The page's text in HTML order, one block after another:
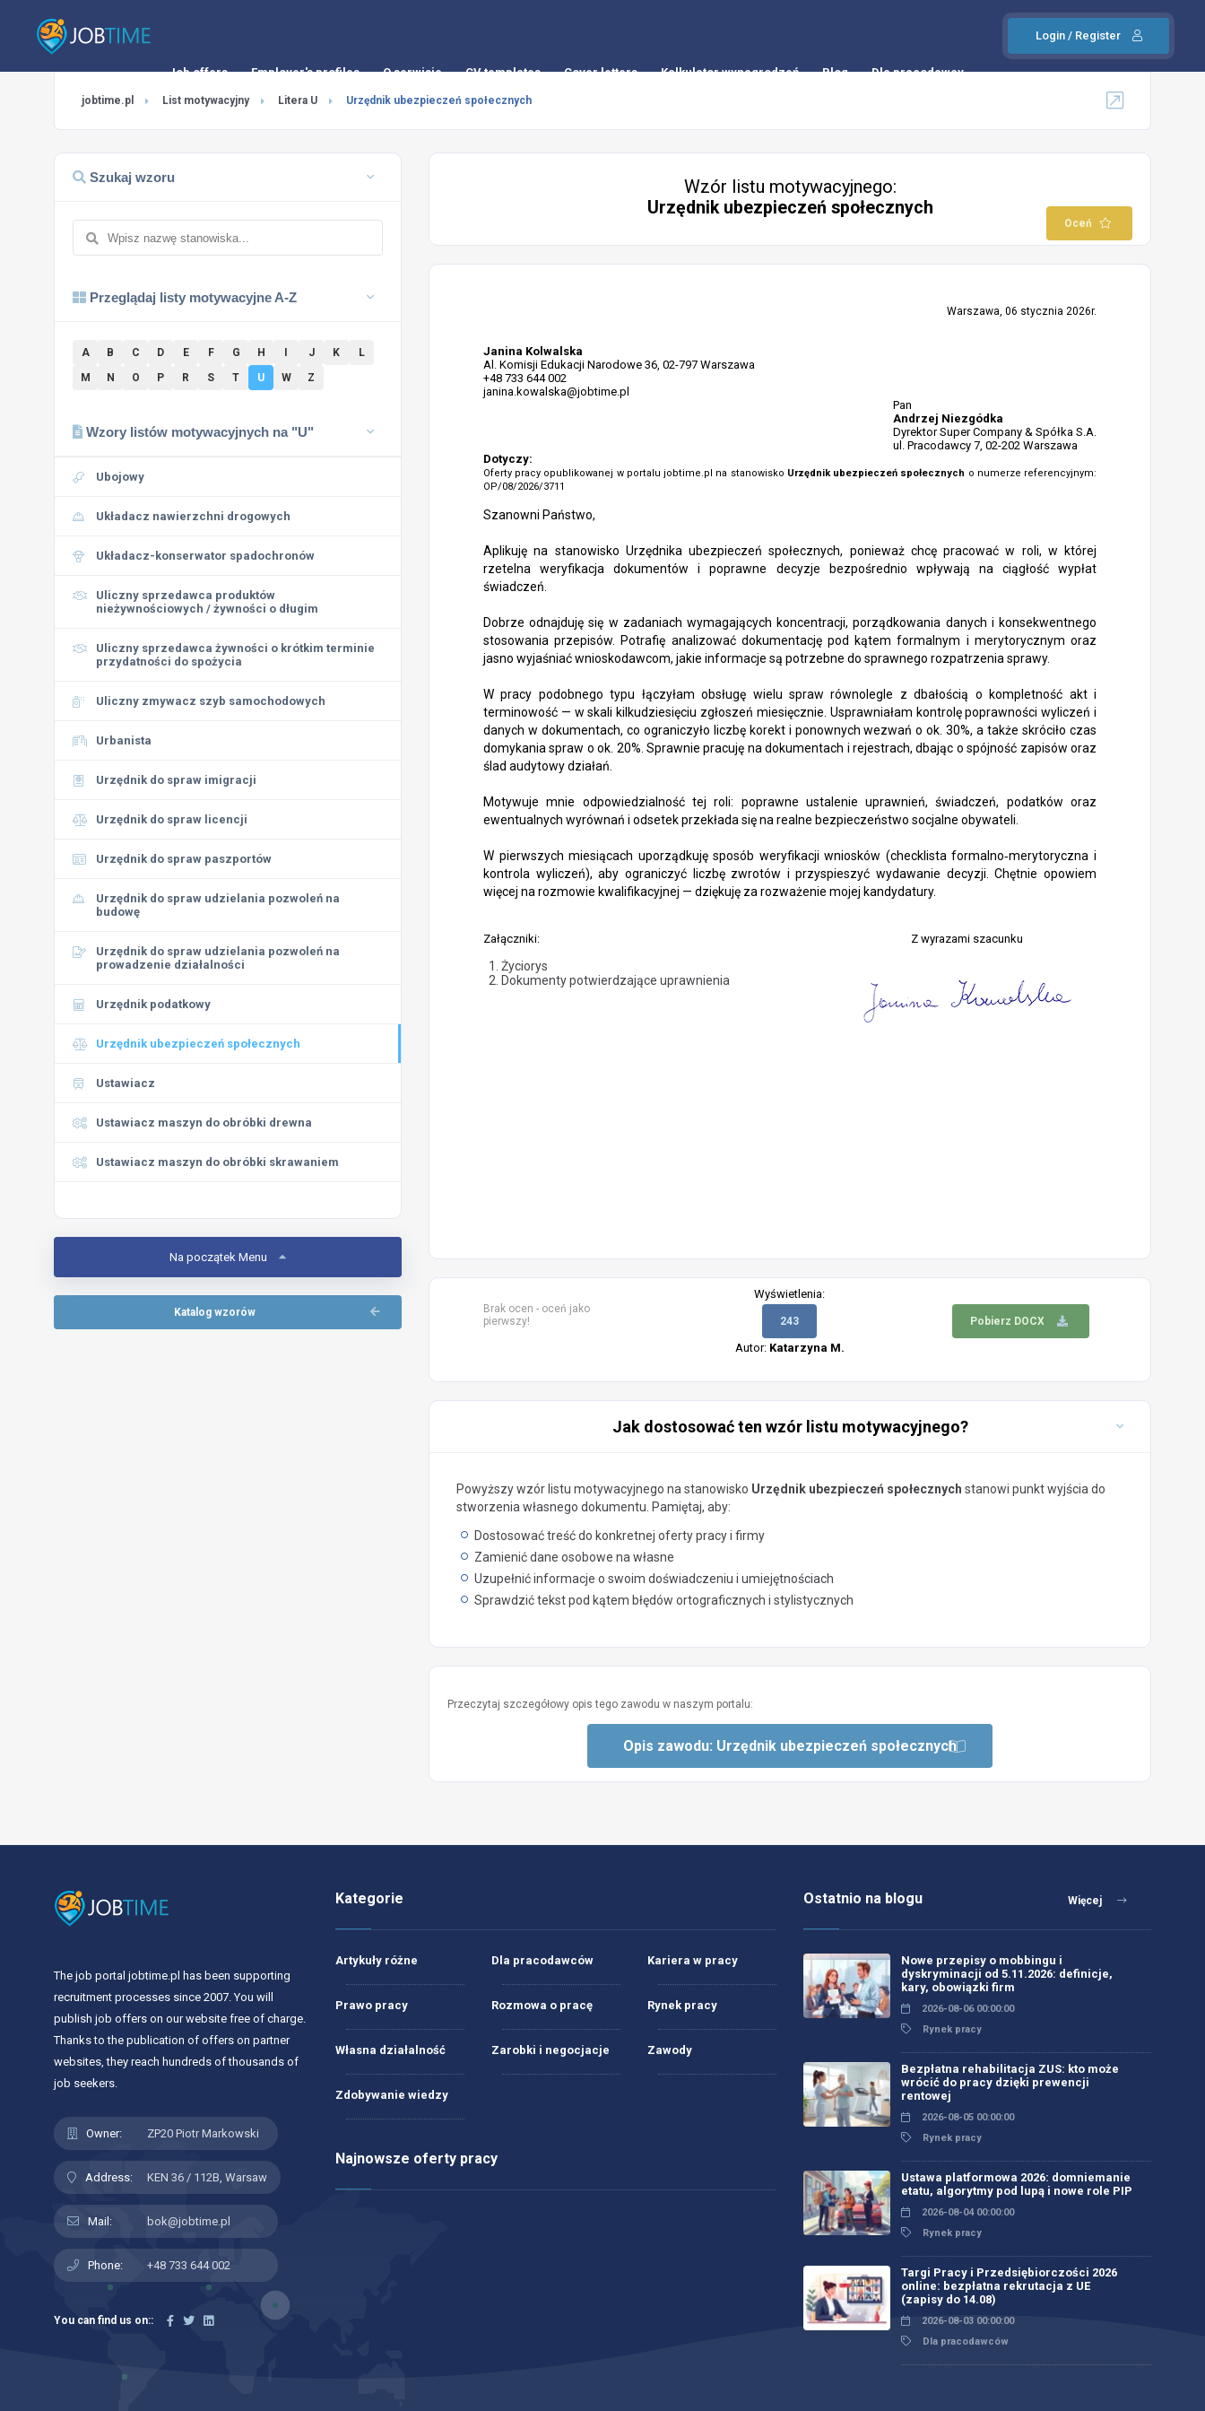
Login / Register
Job offers Employer's profiles O serwisie CV templates Cover letters Kalkulator wynagrodzeń Blog Dla pracodawcy
jobtime.pl List motywacyjny Litera U Urzędnik ubezpieczeń społecznych
Szukaj wzoru
Przeglądaj listy motywacyjne A-Z
A B C D E F G H J K
L
M
N O P R S T U W Z
Wzory listów motywacyjnych na "U"
Ubojowy
Układacz nawierzchni drogowych
Układacz-konserwator spadochronów
Uliczny sprzedawca produktów
nieżywnościowych / żywności o długim
Uliczny sprzedawca żywności o krótkim terminie
przydatności do spożycia
Uliczny zmywacz szyb samochodowych
Urbanista
Urzędnik do spraw imigracji
Urzędnik do spraw licencji
Urzędnik do spraw paszportów
Urzędnik do spraw udzielania pozwoleń na
budowę
Urzędnik do spraw udzielania pozwoleń na
prowadzenie działalności
Urzędnik podatkowy
Urzędnik ubezpieczeń społecznych
Ustawiacz
Ustawiacz maszyn do obróbki drewna
Ustawiacz maszyn do obróbki skrawaniem
Na początek Menu
Katalog wzorów
Wzór listu motywacyjnego:
Urzędnik ubezpieczeń społecznych
Oceń
Warszawa, 06 stycznia 2026r.
Janina Kolwalska
Al. Komisji Edukacji Narodowe 36, 02-797 Warszawa
+48 733 644 002
janina.kowalska@jobtime.pl
Pan
Andrzej Niezgódka
Dyrektor Super Company & Spółka S.A.
ul. Pracodawcy 7, 02-202 Warszawa
Dotyczy:
Oferty pracy opublikowanej w portalu jobtime.pl na stanowisko Urzędnik ubezpieczeń społecznych o numerze referencyjnym:
OP/08/2026/3711
Szanowni Państwo,
Aplikuję na stanowisko Urzędnika ubezpieczeń społecznych, ponieważ chcę pracować w roli, w której
rzetelna weryfikacja dokumentów i poprawne decyzje bezpośrednio wpływają na ciągłość wypłat
świadczeń.
Dobrze odnajduję się w zadaniach wymagających koncentracji, porządkowania danych i konsekwentnego
stosowania przepisów. Potrafię analizować dokumentację pod kątem formalnym i merytorycznym oraz
jasno wyjaśniać wnioskodawcom, jakie informacje są potrzebne do sprawnego rozpatrzenia sprawy.
W pracy podobnego typu łączyłam obsługę wielu spraw równolegle z dbałością o kompletność akt i
terminowość — w skali kilkudziesięciu zgłoszeń miesięcznie. Usprawniałam kontrolę poprawności wyliczeń i
danych w dokumentach, co ograniczyło liczbę korekt i ponownych wezwań o ok. 30%, a także skróciło czas
domykania spraw o ok. 20%. Sprawnie pracuję na dokumentach i rejestrach, dbając o spójność zapisów oraz
ślad audytowy działań.
Motywuje mnie odpowiedzialność tej roli: poprawne ustalenie uprawnień, świadczeń, podatków oraz
ewentualnych wyrównań i odsetek przekłada się na realne bezpieczeństwo socjalne obywateli.
W pierwszych miesiącach uporządkuję sposób weryfikacji wniosków (checklista formalno‑merytoryczna i
kontrola wyliczeń), aby ograniczyć liczbę zwrotów i przyspieszyć wydawanie decyzji. Chętnie opowiem
więcej na rozmowie kwalifikacyjnej — dziękuję za rozważenie mojej kandydatury.
Załączniki:
Życiorys
Dokumenty potwierdzające uprawnienia
Z wyrazami szacunku
Brak ocen - oceń jako
pierwszy!
Wyświetlenia:
243 Pobierz DOCX
Autor: Katarzyna M.
Jak dostosować ten wzór listu motywacyjnego?
Powyższy wzór listu motywacyjnego na stanowisko Urzędnik ubezpieczeń społecznych stanowi punkt wyjścia do
stworzenia własnego dokumentu. Pamiętaj, aby:
Dostosować treść do konkretnej oferty pracy i firmy
Zamienić dane osobowe na własne
Uzupełnić informacje o swoim doświadczeniu i umiejętnościach
Sprawdzić tekst pod kątem błędów ortograficznych i stylistycznych
Przeczytaj szczegółowy opis tego zawodu w naszym portalu:
Opis zawodu: Urzędnik ubezpieczeń społecznych
The job portal jobtime.pl has been supporting
recruitment processes since 2007. You will
publish job offers on our website free of charge.
Thanks to the publication of offers on partner
websites, they reach hundreds of thousands of
job seekers.
Owner: ZP20 Piotr Markowski
Address: KEN 36 / 112B, Warsaw
Mail: bok@jobtime.pl
Phone: +48 733 644 002
You can find us on::
Kategorie
Artykuły różne Dla pracodawców Kariera w pracy
Prawo pracy Rozmowa o pracę Rynek pracy
Własna działalność Zarobki i negocjacje Zawody
Zdobywanie wiedzy
Najnowsze oferty pracy
Ostatnio na blogu Więcej
Nowe przepisy o mobbingu i
dyskryminacji od 5.11.2026: definicje,
kary, obowiązki firm
2026-08-06 00:00:00
Rynek pracy
Bezpłatna rehabilitacja ZUS: kto może
wrócić do pracy dzięki prewencji
rentowej
2026-08-05 00:00:00
Rynek pracy
Ustawa platformowa 2026: domniemanie
etatu, algorytmy pod lupą i nowe role PIP
2026-08-04 00:00:00
Rynek pracy
Targi Pracy i Przedsiębiorczości 2026
online: bezpłatna rekrutacja z UE
(zapisy do 14.08)
2026-08-03 00:00:00
Dla pracodawców